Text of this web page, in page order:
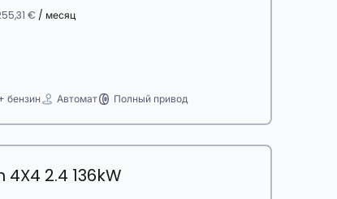
€ / месяц
бензин Автомат Полный привод
2.4 136kW